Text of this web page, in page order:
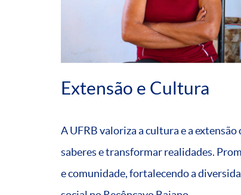
Extensão e Cultura
A UFRB valoriza a cultura e a
saberes e transformar realidades.
e comunidade, fortalecendo a